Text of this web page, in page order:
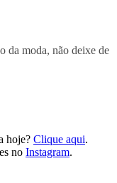
da moda, não deixe de
hoje? Clique aqui.
no Instagram.